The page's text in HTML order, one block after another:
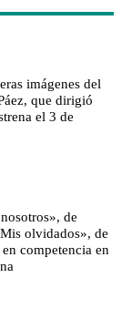
imágenes del
que dirigió
el 3 de
de
olvidados», de
competencia en